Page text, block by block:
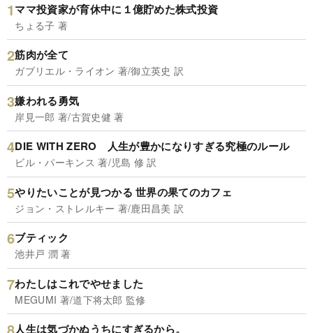
ママ投資家が育休中に１億貯めた株式投資
ちょる子 著
筋肉が全て
ガブリエル・ライオン 著/御立英史 訳
嫌われる勇気
岸見一郎 著/古賀史健 著
DIE WITH ZERO 人生が豊かになりすぎる究極のルール
ビル・パーキンス 著/児島 修 訳
やりたいことが見つかる 世界の果てのカフェ
ジョン・ストレルキー 著/鹿田昌美 訳
ブティック
池井戸 潤 著
わたしはこれでやせました
MEGUMI 著/道下将太郎 監修
人生は気づかぬうちにすぎるから。